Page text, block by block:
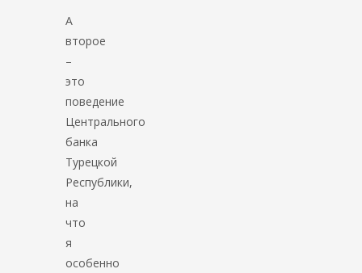
А
второе
–
это
поведение
Центрального
банка
Турецкой
Республики,
на
что
я
особенно